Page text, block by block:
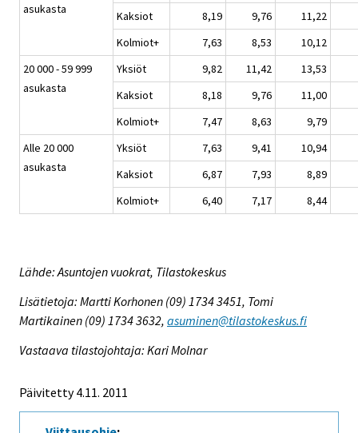
asukasta
Kaksiot
8,19 9,76
11,22
Kolmiot+
7,63 8,53
10,12
20 000 - 59 999
asukasta
Yksiöt 9,82 11,42
13,53
Kaksiot
8,18 9,76
11,00
Kolmiot+
7,47 8,63
9,79
Alle 20 000
asukasta
Yksiöt 7,63 9,41
10,94
Kaksiot
6,87 7,93
8,89
Kolmiot+
6,40 7,17 8,44
Lähde: Asuntojen vuokrat, Tilastokeskus
Lisätietoja: Martti Korhonen (09) 1734 3451, Tomi
Martikainen (09) 1734 3632, asuminen@tilastokeskus.fi
Vastaava tilastojohtaja: Kari Molnar
Päivitetty 4.11. 2011